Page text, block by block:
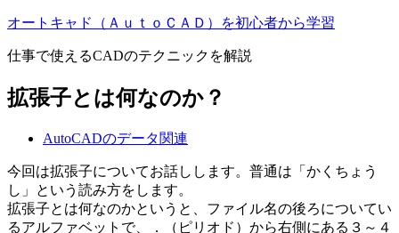
オートキャド（ＡｕｔｏＣＡＤ）を初心者から学習
仕事で使えるCADのテクニックを解説
拡張子とは何なのか？
AutoCADのデータ関連
今回は拡張子についてお話しします。普通は「かくちょう
し」という読み方をします。
拡張子とは何なのかというと、ファイル名の後ろについてい
るアルファベットで、．（ピリオド）から右側にある３～４